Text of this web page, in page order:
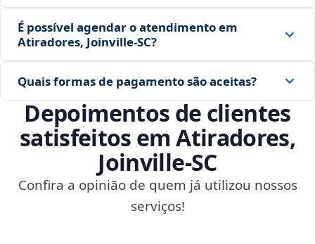
É possível agendar o atendimento em
Atiradores, Joinville‑SC?
Quais formas de pagamento são aceitas?
Depoimentos de clientes
satisfeitos em Atiradores,
Joinville‑SC
Confira a opinião de quem já utilizou nossos
serviços!